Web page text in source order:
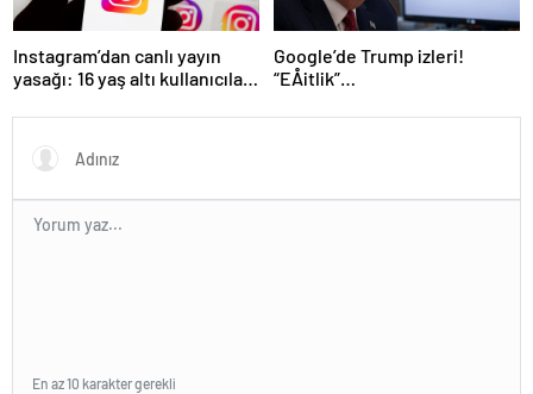
Instagram’dan canlı yayın
yasağı: 16 yaş altı kullanıcılar
Google’de Trump izleri!
“EÅitlik”
iÅe alÄ±m sÃ¼reci deÄiÅiyor
En az 10 karakter gerekli